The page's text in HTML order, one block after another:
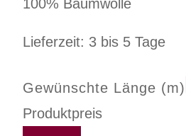
100% Baumwolle
Lieferzeit: 3 bis 5 Tage
Gewünschte Länge (m)
Produktpreis